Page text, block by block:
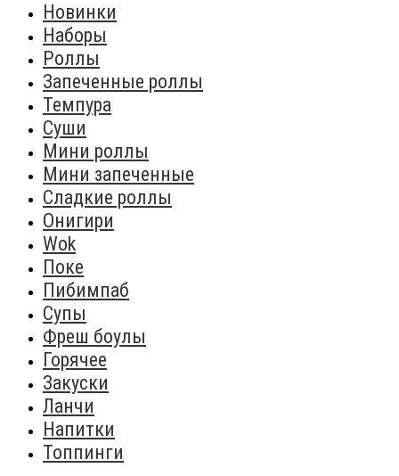
Новинки
Наборы
Роллы
Запеченные роллы
Темпура
Суши
Мини роллы
Мини запеченные
Сладкие роллы
Онигири
Wok
Поке
Пибимпаб
Супы
Фреш боулы
Горячее
Закуски
Ланчи
Напитки
Топпинги